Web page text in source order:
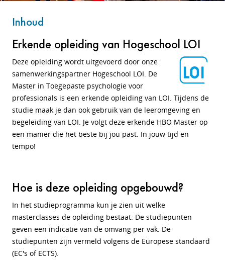
Inhoud
Erkende opleiding van Hogeschool LOI
Deze opleiding wordt uitgevoerd door onze
samenwerkingspartner Hogeschool LOI. De
Master in Toegepaste psychologie voor
professionals is een erkende opleiding van LOI. Tijdens de
studie maak je dan ook gebruik van de leeromgeving en
begeleiding van LOI. Je volgt deze erkende HBO Master op
een manier die het beste bij jou past. In jouw tijd en
tempo!
Hoe is deze opleiding opgebouwd?
In het studieprogramma kun je zien uit welke
masterclasses de opleiding bestaat. De studiepunten
geven een indicatie van de omvang per vak. De
studiepunten zijn vermeld volgens de Europese standaard
(EC's of ECTS).